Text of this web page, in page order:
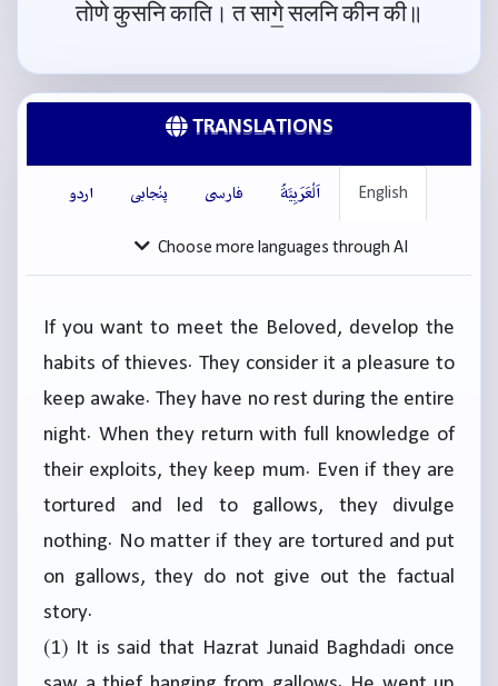
तोणे कुसनि काति। त सागे॒ सलनि कीन की॥
TRANSLATIONS
English اَلْعَرَبِيَّةُ فارسی پنْجابی اردو
Choose more languages through AI
If you want to meet the Beloved, develop the
habits of thieves. They consider it a pleasure to
keep awake. They have no rest during the entire
night. When they return with full knowledge of
their exploits, they keep mum. Even if they are
tortured and led to gallows, they divulge
nothing. No matter if they are tortured and put
on gallows, they do not give out the factual
story.
(1) It is said that Hazrat Junaid Baghdadi once